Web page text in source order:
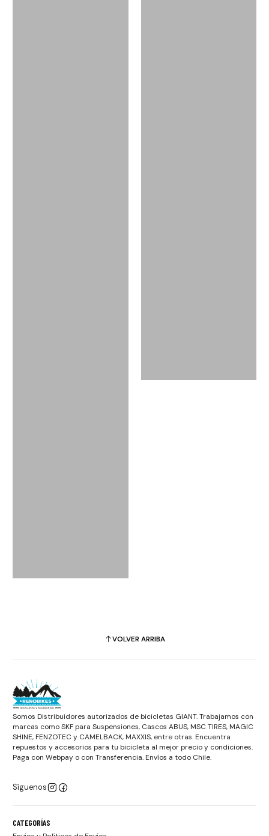
VOLVER ARRIBA
Somos Distribuidores autorizados de bicicletas GIANT. Trabajamos con
marcas como SKF para Suspensiones, Cascos ABUS, MSC TIRES, MAGIC
SHINE, FENZOTEC y CAMELBACK, MAXXIS, entre otras. Encuentra
repuestos y accesorios para tu bicicleta al mejor precio y condiciones.
Paga con Webpay o con Transferencia. Envíos a todo Chile.
Síguenos
CATEGORÍAS